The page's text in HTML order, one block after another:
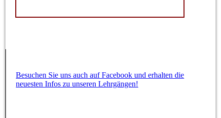
Besuchen Sie uns auch auf Facebook und erhalten die
neuesten Infos zu unseren Lehrgängen!